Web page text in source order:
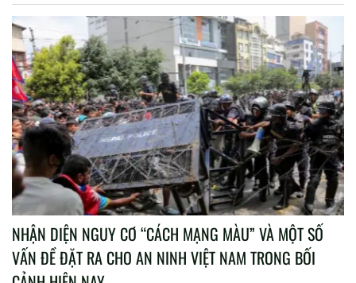
NHẬN DIỆN NGUY CƠ “CÁCH MẠNG MÀU” VÀ MỘT SỐ
VẤN ĐỀ ĐẶT RA CHO AN NINH VIỆT NAM TRONG BỐI